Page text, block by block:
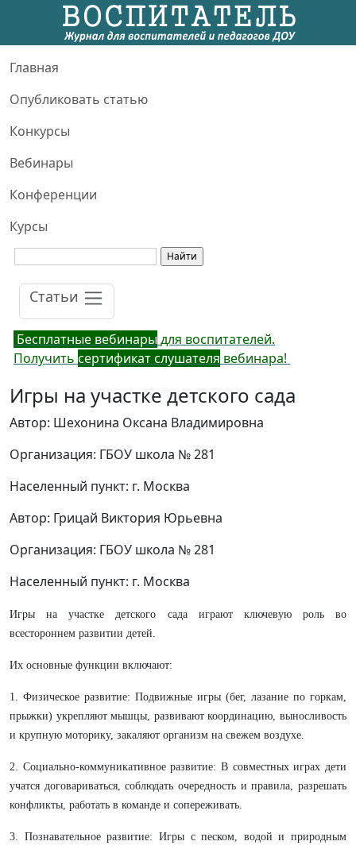
Главная
Опубликовать статью
Конкурсы
Вебинары
Конференции
Курсы
Статьи
Бесплатные вебинарыдля воспитателей.
Получить сертификат слушателя вебинара!
Игры на участке детского сада
Автор: Шехонина Оксана Владимировна
Организация: ГБОУ школа № 281
Населенный пункт: г. Москва
Автор: Грицай Виктория Юрьевна
Организация: ГБОУ школа № 281
Населенный пункт: г. Москва
Игры на участке детского сада играют ключевую роль во
всестороннем развитии детей.
Их основные функции включают:
1. Физическое развитие: Подвижные игры (бег, лазание по горкам,
прыжки) укрепляют мышцы, развивают координацию, выносливость
и крупную моторику, закаляют организм на свежем воздухе.
2. Социально-коммуникативное развитие: В совместных играх дети
учатся договариваться, соблюдать очередность и правила, разрешать
конфликты, работать в команде и сопереживать.
3. Познавательное развитие: Игры с песком, водой и природным